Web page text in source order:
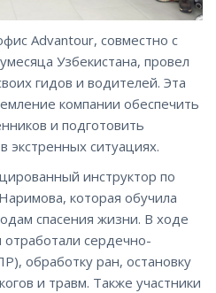
Advantour, совместно с
Узбекистана, провел
гидов и водителей. Эта
компании обеспечить
и подготовить
экстренных ситуациях.
инструктор по
которая обучила
спасения жизни. В ходе
отработали сердечно-
обработку ран, остановку
и травм. Также участники